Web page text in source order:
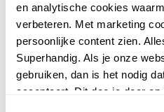
en analytische cookies
verbeteren. Met marketing
persoonlijke content zien.
Superhandig. Als je onze
gebruiken, dan is het nodig
accepteert. Dit doe je door